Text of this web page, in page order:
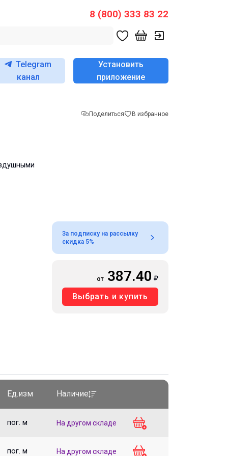
8 (800) 333 83 22
Telegram
канал
Установить
приложение
Поделиться В избранное
За подписку на рассылку
скидка 5%
от 387.40
Выбрать и купить
Ед.изм Наличие
пог. м На другом складе
пог. м На другом складе